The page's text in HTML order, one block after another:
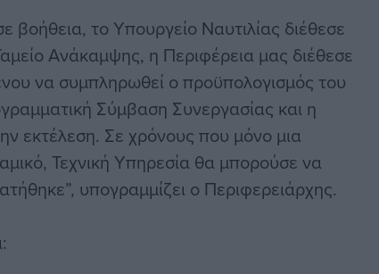
το Υπουργείο Ναυτιλίας διέθεσε
Ανάκαμψης, η Περιφέρεια μας διέθεσε
να συμπληρωθεί ο προϋπολογισμός του
Σύμβαση Συνεργασίας και η
εκτέλεση. Σε χρόνους που μόνο μια
Τεχνική Υπηρεσία θα μπορούσε να
υπογραμμίζει ο Περιφερειάρχης.